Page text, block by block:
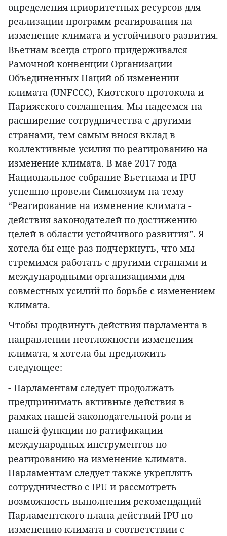
определения приоритетных ресурсов для
реализации программ реагирования на
изменение климата и устойчивого развития.
Вьетнам всегда строго придерживался
Рамочной конвенции Организации
Объединенных Наций об изменении
климата (UNFCCC), Киотского протокола и
Парижского соглашения. Мы надеемся на
расширение сотрудничества с другими
странами, тем самым внося вклад в
коллективные усилия по реагированию на
изменение климата. В мае 2017 года
Национальное собрание Вьетнама и IPU
успешно провели Симпозиум на тему
“Реагирование на изменение климата -
действия законодателей по достижению
целей в области устойчивого развития”. Я
хотела бы еще раз подчеркнуть, что мы
стремимся работать с другими странами и
международными организациями для
совместных усилий по борьбе с изменением
климата.
Чтобы продвинуть действия парламента в
направлении неотложности изменения
климата, я хотела бы предложить
следующее:
- Парламентам следует продолжать
предпринимать активные действия в
рамках нашей законодательной роли и
нашей функции по ратификации
международных инструментов по
реагированию на изменение климата.
Парламентам следует также укреплять
сотрудничество с IPU и рассмотреть
возможность выполнения рекомендаций
Парламентского плана действий IPU по
изменению климата в соответствии с